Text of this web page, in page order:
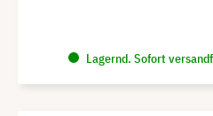
Lagernd. Sofort